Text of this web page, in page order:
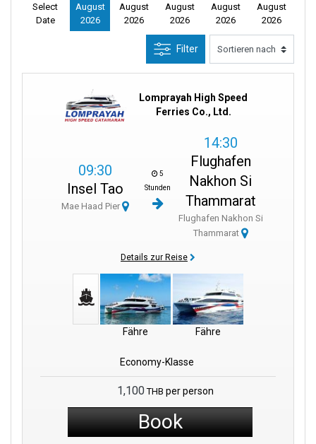
Select
Date
August
2026
August
2026
August
2026
August
2026
August
2026
Filter
Lomprayah High Speed
Ferries Co., Ltd.
09:30
Insel Tao
Mae Haad Pier
5
Stunden
14:30
Flughafen
Nakhon Si
Thammarat
Flughafen Nakhon Si
Thammarat
Details zur Reise
Fähre Fähre
Economy-Klasse
1,100 THB per person
Book